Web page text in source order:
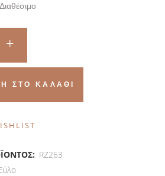
Διαθέσιμο
ΣΤΟ ΚΑΛΆΘΙ
RZ263